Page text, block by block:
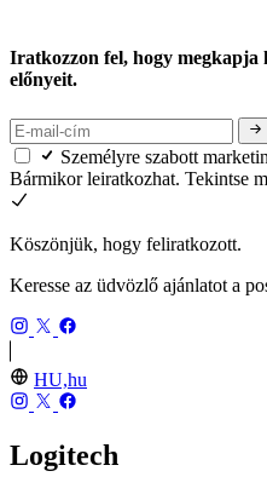
Iratkozzon fel, hogy megkapja
előnyeit.
Személyre szabott
Bármikor leiratkozhat. Tekintse
Köszönjük, hogy feliratkozott.
Keresse az üdvözlő ajánlatot a
HU,hu
Logitech